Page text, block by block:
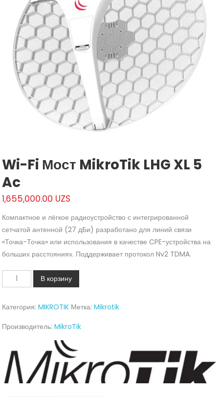
Wi-Fi Мост MikroTik LHG XL 5
Ac
1,655,000.00 UZS
Компактное и лёгкое радиоустройство с интегрированной
сетчатой антенной (27 дБи) разработано для линий связи
«Точка-Точка» или использования в качестве CPE-устройства на
больших расстояниях. Поддерживает протокол Nv2 TDMA.
Количество
Wi-
мост
MikroTik
ac
В корзину
Категория:MIKROTIK Метка:Mikrotik
Производитель:MikroTik